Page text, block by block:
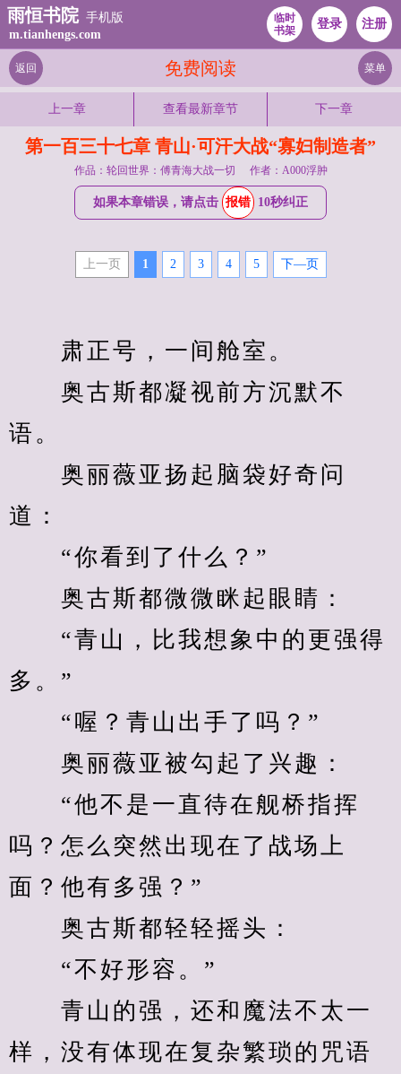
雨恒书院 手机版
m.tianhengs.com
临时
书架
登录 注册
免费阅读
返回 菜单
上一章 查看最新章节 下一章
第一百三十七章 青山·可汗大战“寡妇制造者”
作品：轮回世界：傅青海大战一切 作者：A000浮肿
如果本章错误，请点击 报错 10秒纠正
上一页 1 2 3 4 5 下—页
肃正号，一间舱室。
奥古斯都凝视前方沉默不
语。
奥丽薇亚扬起脑袋好奇问
道：
“你看到了什么？”
奥古斯都微微眯起眼睛：
“青山，比我想象中的更强得
多。”
“喔？青山出手了吗？”
奥丽薇亚被勾起了兴趣：
“他不是一直待在舰桥指挥
吗？怎么突然出现在了战场上
面？他有多强？”
奥古斯都轻轻摇头：
“不好形容。”
青山的强，还和魔法不太一
样，没有体现在复杂繁琐的咒语